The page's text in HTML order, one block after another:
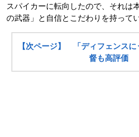
スパイカーに転向したので、それは
の武器」と自信とこだわりを持ってい
【次ページ】 「ディフェンスに
督も高評価